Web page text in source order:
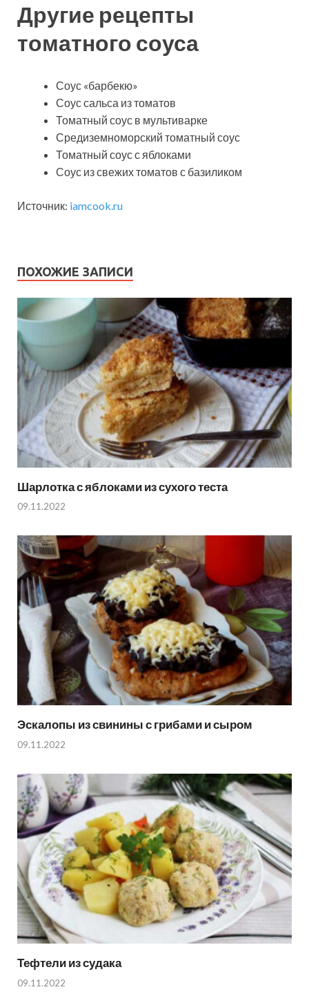
Другие рецепты
томатного соуса
Соус «барбекю»
Соус сальса из томатов
Томатный соус в мультиварке
Средиземноморский томатный соус
Томатный соус с яблоками
Соус из свежих томатов с базиликом
Источник: iamcook.ru
ПОХОЖИЕ ЗАПИСИ
Шарлотка с яблоками из сухого теста
09.11.2022
Эскалопы из свинины с грибами и сыром
09.11.2022
Тефтели из судака
09.11.2022